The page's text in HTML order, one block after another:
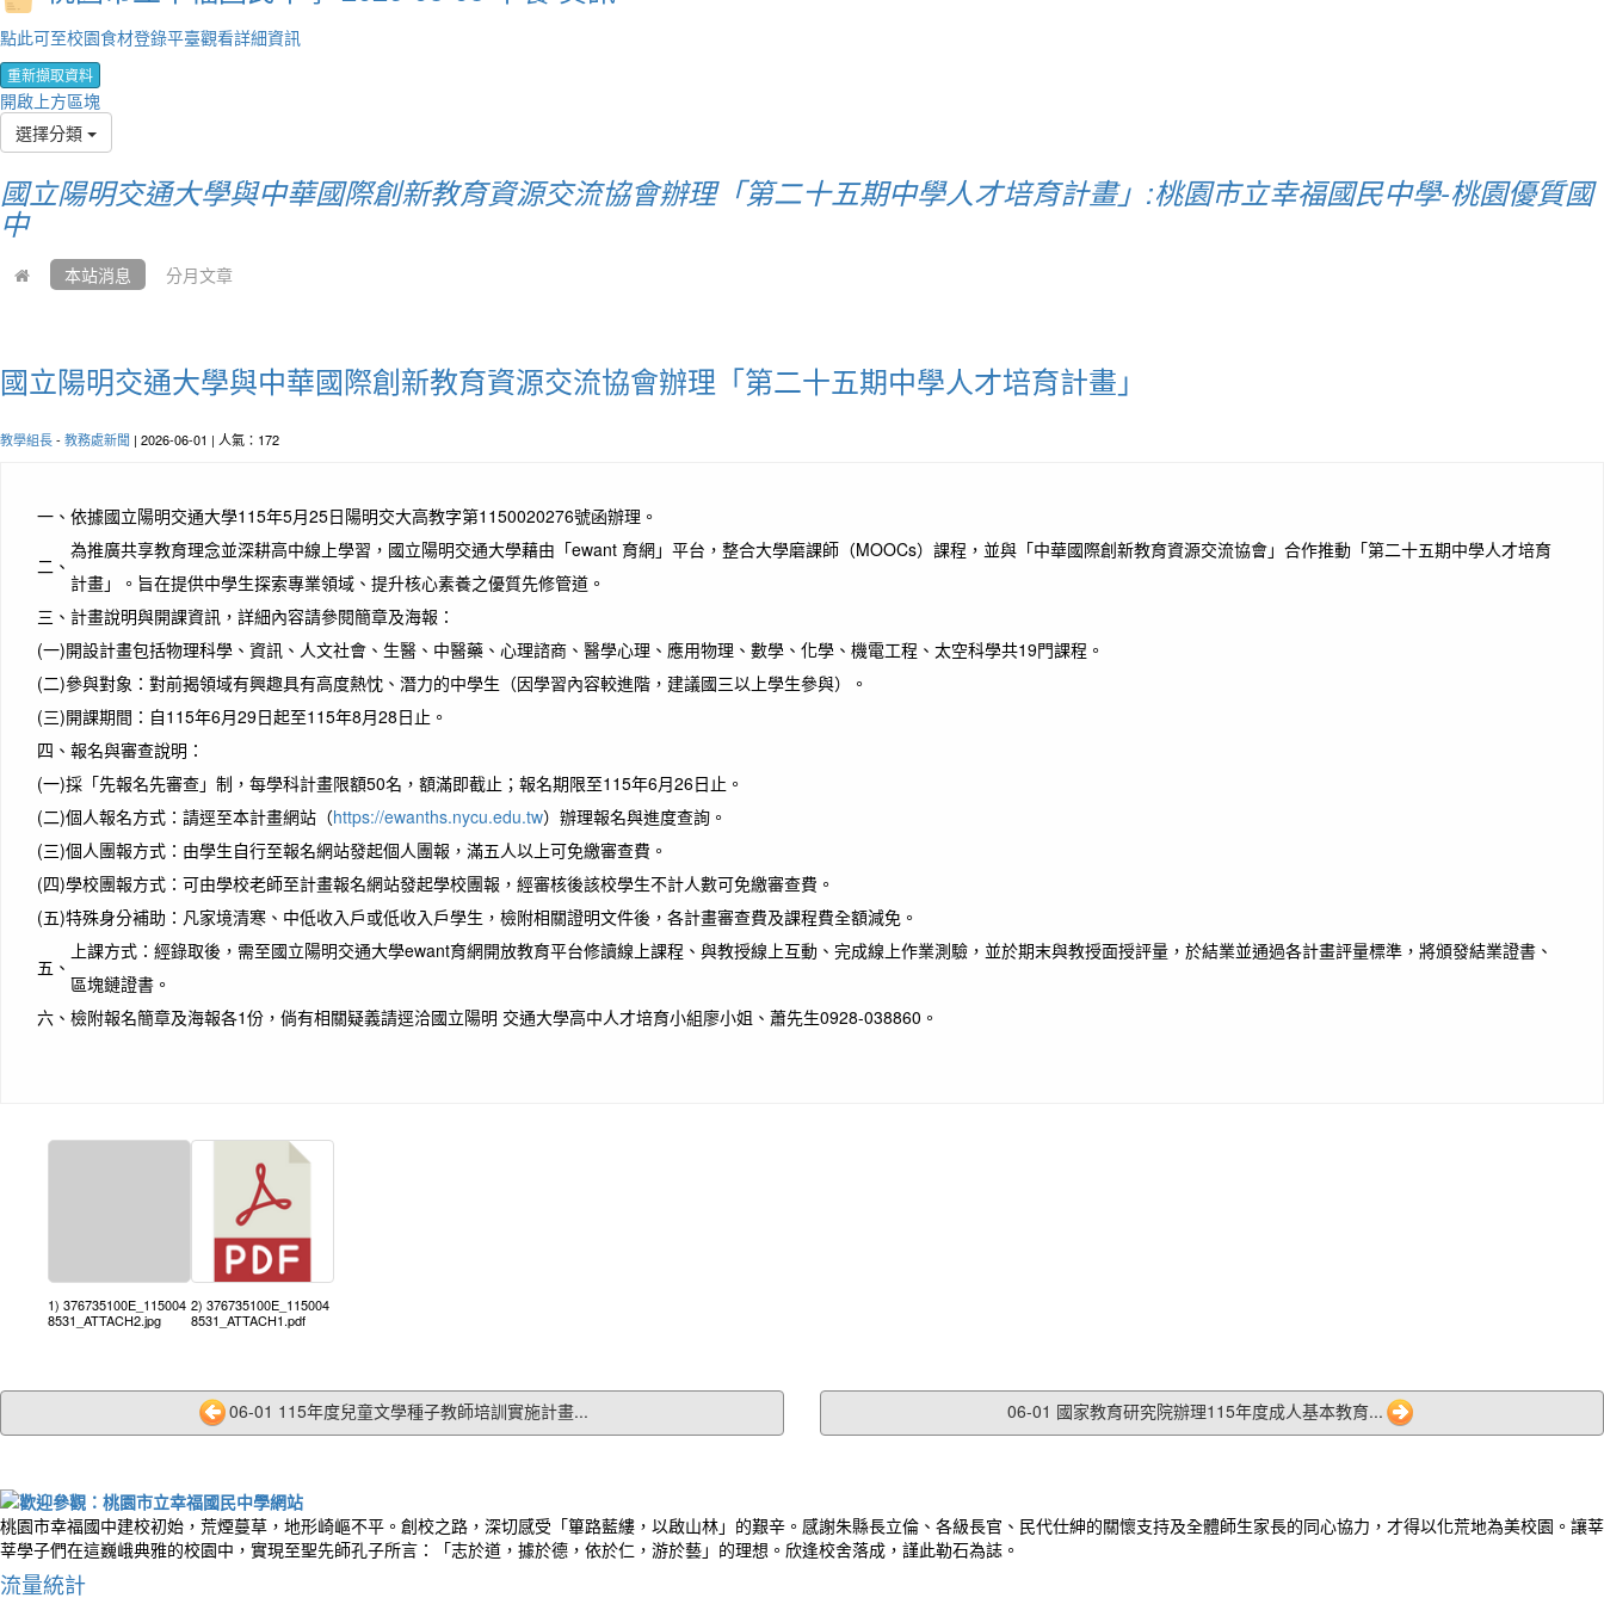
點此可至校園食材登錄平臺觀看詳細資訊
重新擷取資料
開啟上方區塊
選擇分類
國立陽明交通大學與中華國際創新教育資源交流協會辦理「第二十五期中學人才培育計畫」:桃園市立幸福國民中學-桃園優質國
中
本站消息 分月文章
國立陽明交通大學與中華國際創新教育資源交流協會辦理「第二十五期中學人才培育計畫」
教學組長- 教務處新聞 | 2026-06-01 | 人氣：172
一、 依據國立陽明交通大學115年5月25日陽明交大高教字第1150020276號函辦理。
二、
為推廣共享教育理念並深耕高中線上學習，國立陽明交通大學藉由「ewant 育網」平台，整合大學磨課師（MOOCs）課程，並與「中華國際創新教育資源交流協會」合作推動「第二十五期中學人才培育
計畫」。旨在提供中學生探索專業領域、提升核心素養之優質先修管道。
三、 計畫說明與開課資訊，詳細內容請參閱簡章及海報：
(一)開設計畫包括物理科學、資訊、人文社會、生醫、中醫藥、心理諮商、醫學心理、應用物理、數學、化學、機電工程、太空科學共19門課程。
(二)參與對象：對前揭領域有興趣具有高度熱忱、潛力的中學生（因學習內容較進階，建議國三以上學生參與）。
(三)開課期間：自115年6月29日起至115年8月28日止。
四、 報名與審查說明：
(一)採「先報名先審查」制，每學科計畫限額50名，額滿即截止；報名期限至115年6月26日止。
(二)個人報名方式：請逕至本計畫網站（https://ewanths.nycu.edu.tw）辦理報名與進度查詢。
(三)個人團報方式：由學生自行至報名網站發起個人團報，滿五人以上可免繳審查費。
(四)學校團報方式：可由學校老師至計畫報名網站發起學校團報，經審核後該校學生不計人數可免繳審查費。
(五)特殊身分補助：凡家境清寒、中低收入戶或低收入戶學生，檢附相關證明文件後，各計畫審查費及課程費全額減免。
五、
上課方式：經錄取後，需至國立陽明交通大學ewant育網開放教育平台修讀線上課程、與教授線上互動、完成線上作業測驗，並於期末與教授面授評量，於結業並通過各計畫評量標準，將頒發結業證書、
區塊鏈證書。
六、 檢附報名簡章及海報各1份，倘有相關疑義請逕洽國立陽明 交通大學高中人才培育小組廖小姐、蕭先生0928-038860。
1) 376735100E_115004
8531_ATTACH2.jpg
2) 376735100E_115004
8531_ATTACH1.pdf
06-01 115年度兒童文學種子教師培訓實施計畫... 06-01 國家教育研究院辦理115年度成人基本教育...
桃園市幸福國中建校初始，荒煙蔓草，地形崎嶇不平。創校之路，深切感受「篳路藍縷，以啟山林」的艱辛。感謝朱縣長立倫、各級長官、民代仕紳的關懷支持及全體師生家長的同心協力，才得以化荒地為美校園。讓莘
莘學子們在這巍峨典雅的校園中，實現至聖先師孔子所言：「志於道，據於德，依於仁，游於藝」的理想。欣逢校舍落成，謹此勒石為誌。
流量統計